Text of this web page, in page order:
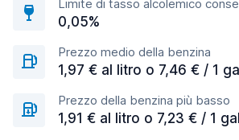
Limite di tasso alcolemico
0,05%
Prezzo medio della benzina
1,97 € al litro o 7,46 € / 1
Prezzo della benzina più basso
1,91 € al litro o 7,23 € / 1